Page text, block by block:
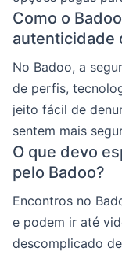
Como o
autenticidade
No Badoo, a
de perfis,
jeito fácil de
sentem mais
O que devo
pelo Badoo?
Encontros no
e podem ir até
descomplicado